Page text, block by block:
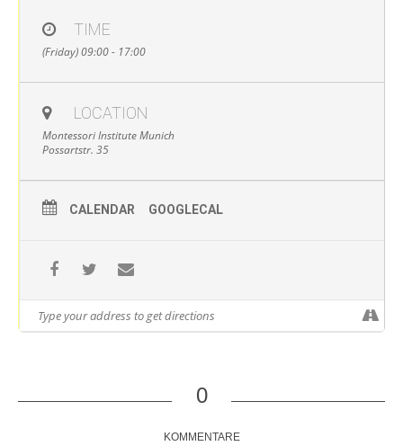
TIME
(Friday) 09:00 - 17:00
LOCATION
Montessori Institute Munich
Possartstr. 35
CALENDAR GOOGLECAL
0
KOMMENTARE